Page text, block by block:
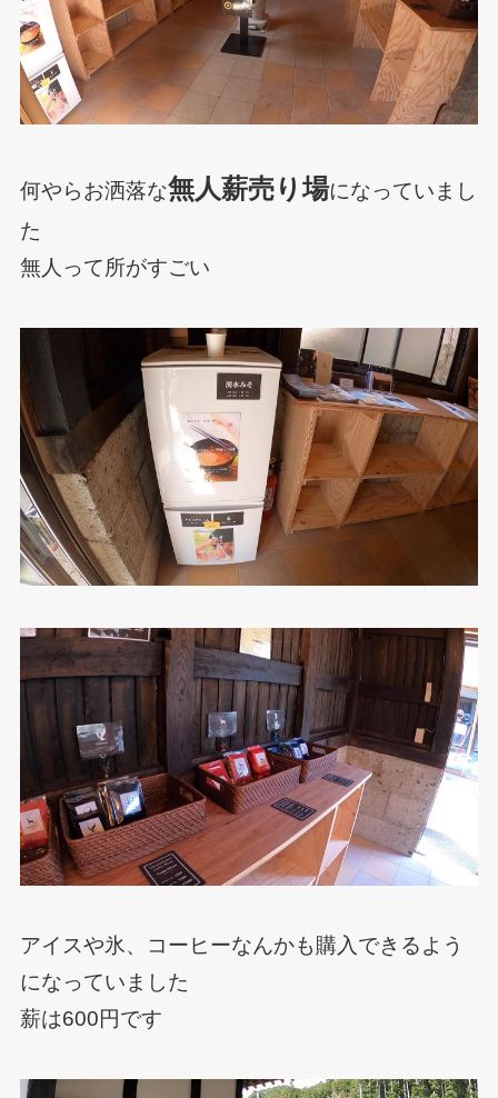
何やらお洒落な無人薪売り場になっていまし
た
無人って所がすごい
アイスや氷、コーヒーなんかも購入できるよう
になっていました
薪は600円です